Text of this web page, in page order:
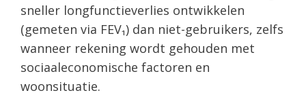
sneller longfunctieverlies ontwikkelen
(gemeten via FEV₁) dan niet-gebruikers, zelfs
wanneer rekening wordt gehouden met
sociaaleconomische factoren en
woonsituatie.